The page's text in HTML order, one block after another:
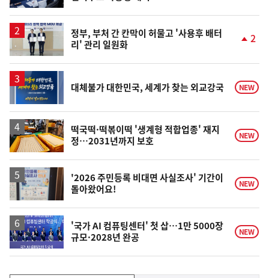
정부, 부처 간 칸막이 허물고 '사용후 배터
리' 관리 일원화
승
2
대체불가 대한민국, 세계가 찾는 외교강국 NEW
떡국떡·떡볶이떡 '생계형 적합업종' 재지
정…2031년까지 보호
NEW
'2026 주민등록 비대면 사실조사' 기간이
돌아왔어요!
NEW
'국가 AI 컴퓨팅센터' 첫 삽…1만 5000장
규모·2028년 완공
NEW